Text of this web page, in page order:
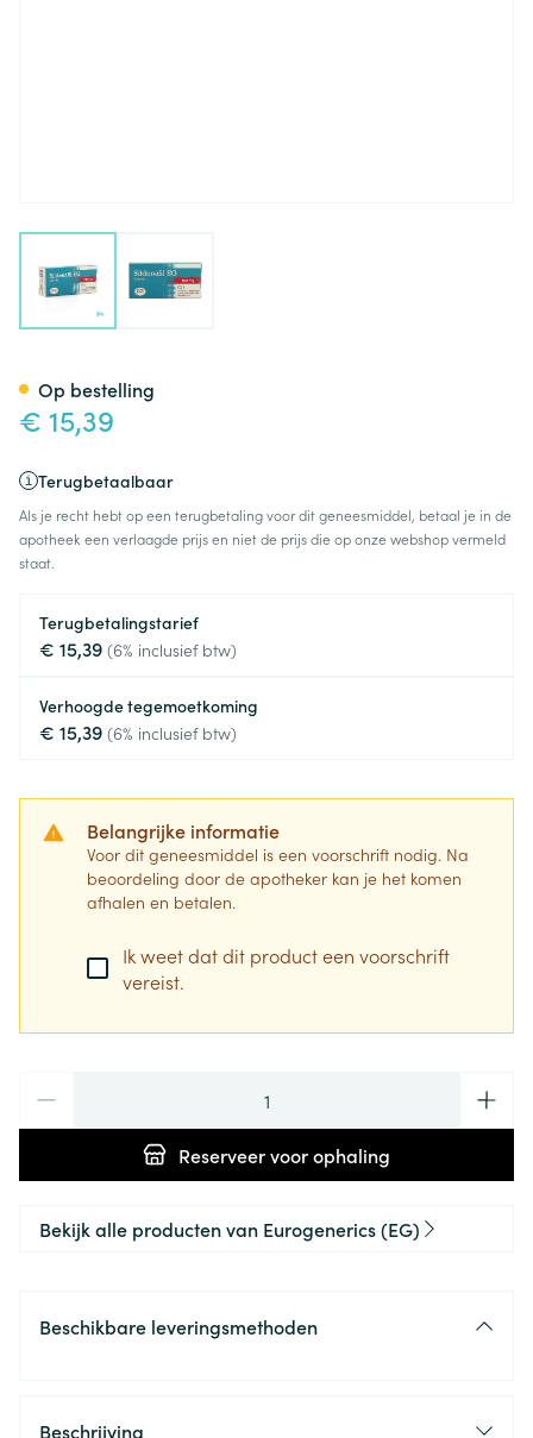
€ 15,39
Terugbetaalbaar
Als je recht hebt op een terugbetaling voor dit geneesmiddel, betaal je in de
apotheek een verlaagde prijs en niet de prijs die op onze webshop vermeld
staat.
Terugbetalingstarief
€ 15,39 (6% inclusief btw)
Verhoogde tegemoetkoming
€ 15,39 (6% inclusief btw)
Belangrijke informatie
Voor dit geneesmiddel is een voorschrift nodig. Na
beoordeling door de apotheker kan je het komen
afhalen en betalen.
Ik weet dat dit product een voorschrift
vereist.
Reserveervoor ophaling
Op bestelling
Bekijk alle producten van Eurogenerics (EG)
Beschikbare leveringsmethoden
Beschrijving